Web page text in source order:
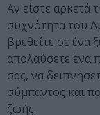
Αν είστε αρκετά
συχνότητα του
βρεθείτε σε ένα
απολαύσετε ένα
σας, να
σύμπαντος και
ζωής.